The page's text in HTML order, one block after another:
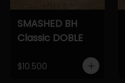
SMASHED BH
Classic DOBLE
$10.500